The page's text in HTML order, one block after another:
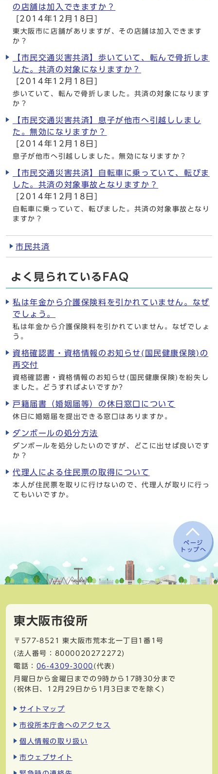
の店舗は加入できますか？
[2014年12月18日]
東大阪市に店舗がありますが、その店舗は加入できます
か？
【市民交通災害共済】歩いていて、転んで骨折しま
した。共済の対象になりますか？
[2014年12月18日]
歩いていて、転んで骨折しました。共済の対象になります
か？
【市民交通災害共済】息子が他市へ引越ししまし
た。無効になりますか？
[2014年12月18日]
息子が他市へ引越ししました。無効になりますか？
【市民交通災害共済】自転車に乗っていて、転びま
した。共済の対象事故となりますか？
[2014年12月18日]
自転車に乗っていて、転びました。共済の対象事故となり
ますか？
市民共済
よく見られているFAQ
私は年金から介護保険料を引かれていません。なぜ
でしょう。
私は年金から介護保険料を引かれていません。なぜでしょ
う。
資格確認書・資格情報のお知らせ(国民健康保険)の
再交付
資格確認書・資格情報のお知らせ(国民健康保険)を紛失し
ました。どうすればよいですか?
戸籍届書（婚姻届等）の休日窓口について
休日に婚姻届を提出できる窓口はありますか。
ダンボールの処分方法
ダンボールを処分したいのですが、どこに出せば良いです
か？
代理人による住民票の取得について
本人が住民票を取りに行けないので、代理人が取りに行っ
てもいいですか。
ページ
トップへ
東大阪市役所
〒577-8521
東大阪市荒本北一丁目1番1号
(法人番号：8000020272272)
電話： 06-4309-3000 (代表)
月曜日から金曜日までの9時から17時30分まで
(祝休日、12月29日から1月3日までを除く)
サイトマップ
市役所本庁舎へのアクセス
個人情報の取り扱い
市ウェブサイト